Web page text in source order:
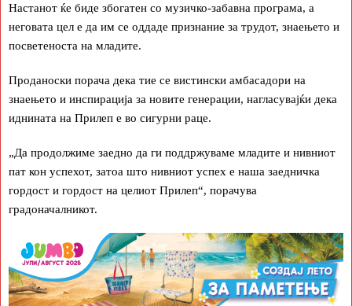
Настанот ќе биде збогатен со музичко-забавна програма, а
неговата цел е да им се оддаде признание за трудот, знаењето и
посветеноста на младите.
Проданоски порача дека тие се вистински амбасадори на
знаењето и инспирација за новите генерации, нагласувајќи дека
иднината на Прилеп е во сигурни раце.
„Да продолжиме заедно да ги поддржуваме младите и нивниот
пат кон успехот, затоа што нивниот успех е наша заедничка
гордост и гордост на целиот Прилеп“, порачува
градоначалникот.